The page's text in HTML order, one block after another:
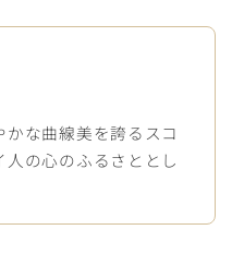
な曲線美を誇るスコ
の心のふるさととし